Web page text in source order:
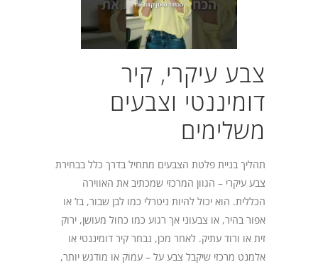
צבע עיקרי, קיר
דומיננטי וצבעים
משלימים
תהליך בניית פלטת הצבעים מתחיל בדרך כלל בבחירת
צבע עיקרי – הגוון המרכזי שמכתיב את האווירה
הכללית. הוא יכול להיות ניטרלי כמו לבן שבור, בז’ או
אפור בהיר, או צבעוני אך רגוע כמו כחול מעושן, ירוק
זית או ורוד עתיק. לאחר מכן, נבחר קיר דומיננטי או
אלמנט מרכזי שיקבל צבע על – עמוק או מודגש יותר,